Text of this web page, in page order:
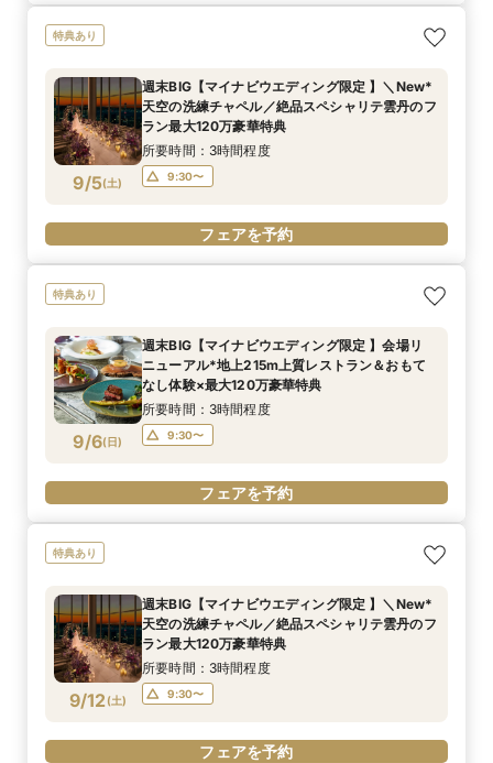
特典あり
9/5(土)
週末BIG【マイナビウエディング限定 】＼New*
天空の洗練チャペル／絶品スペシャリテ雲丹のフ
ラン最大120万豪華特典
所要時間：3時間程度
9:30〜
フェアを予約
特典あり
9/6(日)
週末BIG【マイナビウエディング限定 】会場リ
ニューアル*地上215m上質レストラン＆おもて
なし体験×最大120万豪華特典
所要時間：3時間程度
9:30〜
フェアを予約
特典あり
9/12(土)
週末BIG【マイナビウエディング限定 】＼New*
天空の洗練チャペル／絶品スペシャリテ雲丹のフ
ラン最大120万豪華特典
所要時間：3時間程度
9:30〜
フェアを予約